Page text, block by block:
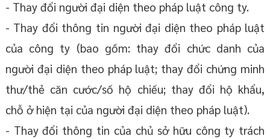
- Thay đổi người đại diện theo pháp luật công ty.
- Thay đổi thông tin người đại diện theo pháp luật
của công ty (bao gồm: thay đổi chức danh của
người đại diện theo pháp luật; thay đổi chứng minh
thư/thẻ căn cước/số hộ chiếu; thay đổi hộ khẩu,
chỗ ở hiện tại của người đại diện theo pháp luật).
- Thay đổi thông tin của chủ sở hữu công ty trách